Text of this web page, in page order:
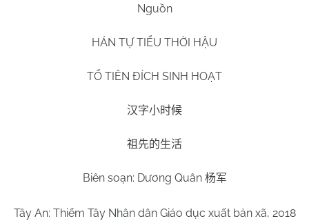
Nguồn
HÁN TỰ TIỂU THỜI HẬU
TỔ TIÊN ĐÍCH SINH HOẠT
汉字小时候
祖先的生活
Biên soạn: Dương Quân 杨军
Tây An: Thiểm Tây Nhân dân Giáo dục xuất bản xã, 2018